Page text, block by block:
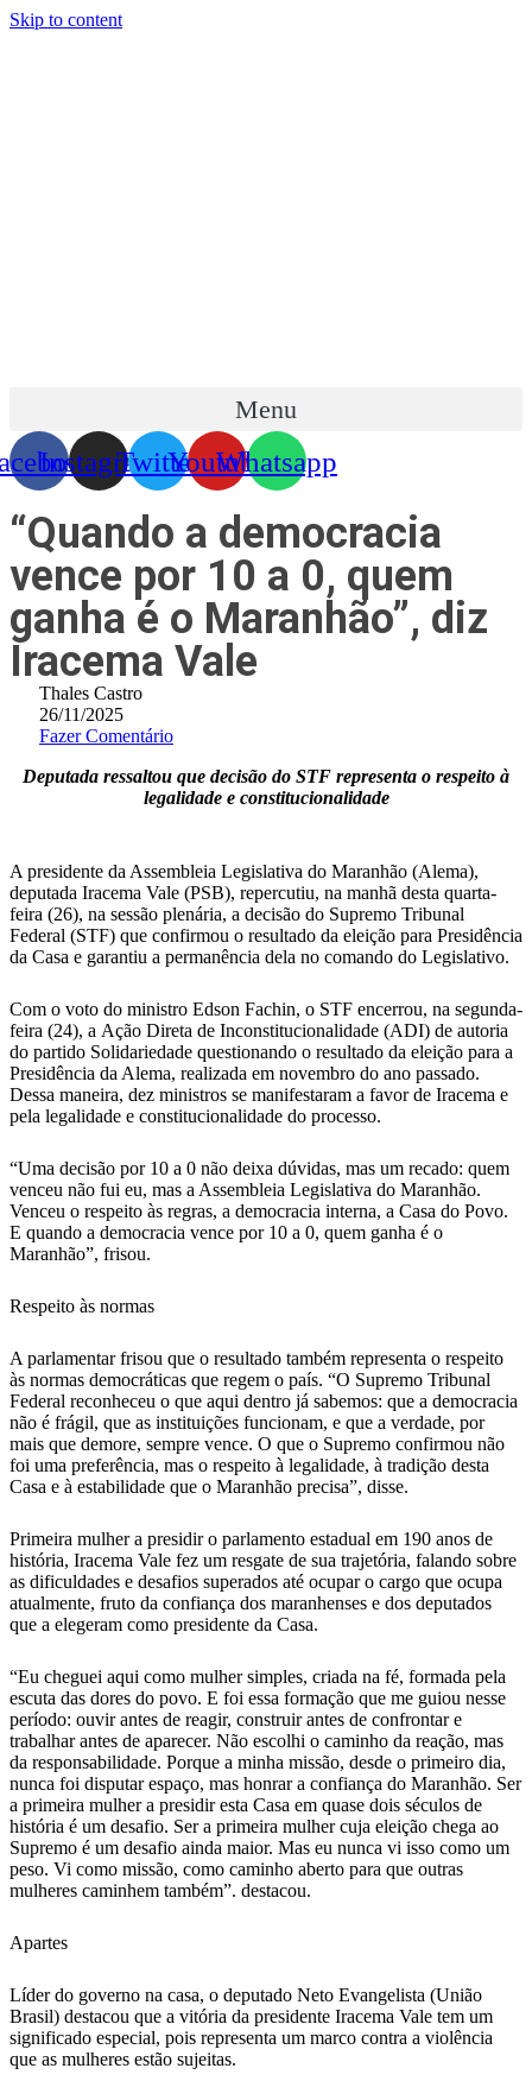
Skip to content
Menu
InstagramTwitterYoutubeWhatsapp
“Quando a democracia
vence por 10 a 0, quem
ganha é o Maranhão”, diz
Iracema Vale
Thales Castro
26/11/2025
Fazer Comentário
Deputada ressaltou que decisão do STF representa o respeito à
legalidade e constitucionalidade
A presidente da Assembleia Legislativa do Maranhão (Alema),
deputada Iracema Vale (PSB), repercutiu, na manhã desta quarta-
feira (26), na sessão plenária, a decisão do Supremo Tribunal
Federal (STF) que confirmou o resultado da eleição para Presidência
da Casa e garantiu a permanência dela no comando do Legislativo.
Com o voto do ministro Edson Fachin, o STF encerrou, na segunda-
feira (24), a Ação Direta de Inconstitucionalidade (ADI) de autoria
do partido Solidariedade questionando o resultado da eleição para a
Presidência da Alema, realizada em novembro do ano passado.
Dessa maneira, dez ministros se manifestaram a favor de Iracema e
pela legalidade e constitucionalidade do processo.
“Uma decisão por 10 a 0 não deixa dúvidas, mas um recado: quem
venceu não fui eu, mas a Assembleia Legislativa do Maranhão.
Venceu o respeito às regras, a democracia interna, a Casa do Povo.
E quando a democracia vence por 10 a 0, quem ganha é o
Maranhão”, frisou.
Respeito às normas
A parlamentar frisou que o resultado também representa o respeito
às normas democráticas que regem o país. “O Supremo Tribunal
Federal reconheceu o que aqui dentro já sabemos: que a democracia
não é frágil, que as instituições funcionam, e que a verdade, por
mais que demore, sempre vence. O que o Supremo confirmou não
foi uma preferência, mas o respeito à legalidade, à tradição desta
Casa e à estabilidade que o Maranhão precisa”, disse.
Primeira mulher a presidir o parlamento estadual em 190 anos de
história, Iracema Vale fez um resgate de sua trajetória, falando sobre
as dificuldades e desafios superados até ocupar o cargo que ocupa
atualmente, fruto da confiança dos maranhenses e dos deputados
que a elegeram como presidente da Casa.
“Eu cheguei aqui como mulher simples, criada na fé, formada pela
escuta das dores do povo. E foi essa formação que me guiou nesse
período: ouvir antes de reagir, construir antes de confrontar e
trabalhar antes de aparecer. Não escolhi o caminho da reação, mas
da responsabilidade. Porque a minha missão, desde o primeiro dia,
nunca foi disputar espaço, mas honrar a confiança do Maranhão. Ser
a primeira mulher a presidir esta Casa em quase dois séculos de
história é um desafio. Ser a primeira mulher cuja eleição chega ao
Supremo é um desafio ainda maior. Mas eu nunca vi isso como um
peso. Vi como missão, como caminho aberto para que outras
mulheres caminhem também”. destacou.
Apartes
Líder do governo na casa, o deputado Neto Evangelista (União
Brasil) destacou que a vitória da presidente Iracema Vale tem um
significado especial, pois representa um marco contra a violência
que as mulheres estão sujeitas.